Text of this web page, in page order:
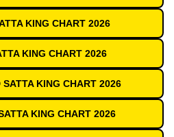
KING CHART 2026
KING CHART 2026
KING CHART 2026
KING CHART 2026